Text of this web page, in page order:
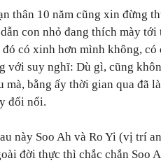
thân 10 năm cũng xin đừng
con nhỏ đang thích mày
đó có xinh hơn mình không,
với suy nghĩ: Dù gì, cũng
mà, bằng ấy thời gian qua đã
đổi nổi.
này Soo Ah và Ro Yi (vị trí
đời thực thì chắc chắn Soo